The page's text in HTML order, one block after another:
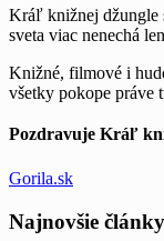
Kráľ knižnej džungle
sveta viac nenechá
Knižné, filmové i
všetky pokope práve
Pozdravuje Kráľ
Gorila.sk
Najnovšie články